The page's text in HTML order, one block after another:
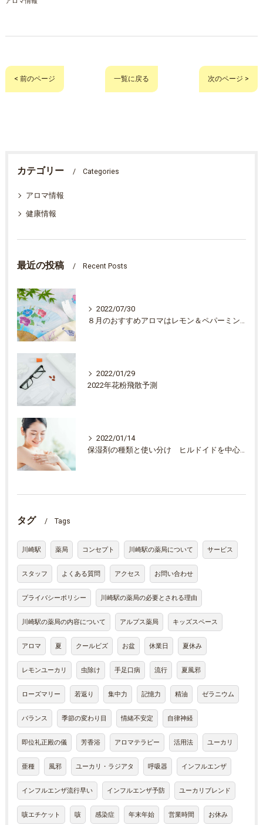
< 前のページ 一覧に戻る 次のページ >
カテゴリー Categories
アロマ情報
健康情報
最近の投稿 Recent Posts
2022/07/30
８月のおすすめアロマはレモン＆ペパーミントです。
2022/01/29
2022年花粉飛散予測
2022/01/14
保湿剤の種類と使い分け ヒルドイドを中心に
タグ Tags
川崎駅 薬局 コンセプト 川崎駅の薬局について サービス
スタッフ よくある質問 アクセス お問い合わせ
プライバシーポリシー 川崎駅の薬局の必要とされる理由
川崎駅の薬局の内容について アルプス薬局 キッズスペース
アロマ 夏 クールビズ お盆 休業日 夏休み
レモンユーカリ 虫除け 手足口病 流行 夏風邪
ローズマリー 若返り 集中力 記憶力 精油 ゼラニウム
バランス 季節の変わり目 情緒不安定 自律神経
即位礼正殿の儀 芳香浴 アロマテラピー 活用法 ユーカリ
亜種 風邪 ユーカリ・ラジアタ 呼吸器 インフルエンザ
インフルエンザ流行早い インフルエンザ予防 ユーカリブレンド
咳エチケット 咳 感染症 年末年始 営業時間 お休み